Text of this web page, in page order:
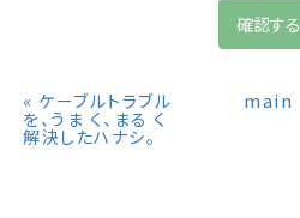
« ケーブルトラブル
を、うま く、まる く
解決したハナシ。
main